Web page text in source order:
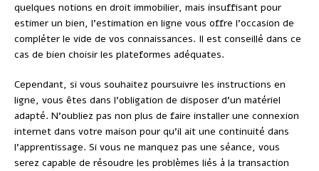
quelques notions en droit immobilier, mais insuffisant pour
estimer un bien, l’estimation en ligne vous offre l’occasion de
compléter le vide de vos connaissances. Il est conseillé dans ce
cas de bien choisir les plateformes adéquates.
Cependant, si vous souhaitez poursuivre les instructions en
ligne, vous êtes dans l’obligation de disposer d’un matériel
adapté. N’oubliez pas non plus de faire installer une connexion
internet dans votre maison pour qu’il ait une continuité dans
l’apprentissage. Si vous ne manquez pas une séance, vous
serez capable de résoudre les problèmes liés à la transaction